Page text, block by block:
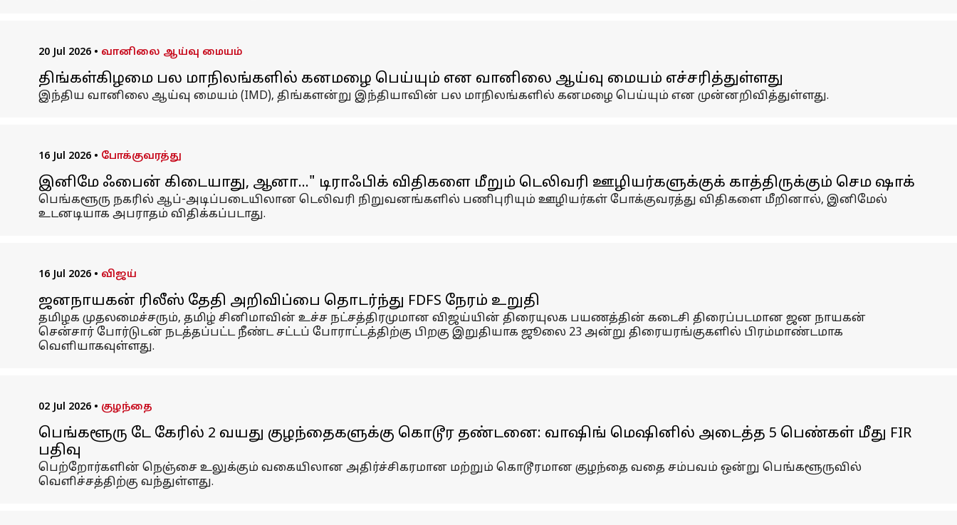
20 Jul 2026 • வானிலை ஆய்வு மையம்
திங்கள்கிழமை பல மாநிலங்களில் கனமழை பெய்யும் என வானிலை ஆய்வு மையம் எச்சரித்துள்ளது
இந்திய வானிலை ஆய்வு மையம் (IMD), திங்களன்று இந்தியாவின் பல மாநிலங்களில் கனமழை பெய்யும் என முன்னறிவித்துள்ளது.
16 Jul 2026 • போக்குவரத்து
இனிமே ஃபைன் கிடையாது, ஆனா..." டிராஃபிக் விதிகளை மீறும் டெலிவரி ஊழியர்களுக்குக் காத்திருக்கும் செம ஷாக்
பெங்களூரு நகரில் ஆப்-அடிப்படையிலான டெலிவரி நிறுவனங்களில் பணிபுரியும் ஊழியர்கள் போக்குவரத்து விதிகளை மீறினால், இனிமேல்
உடனடியாக அபராதம் விதிக்கப்படாது.
16 Jul 2026 • விஜய்
ஜனநாயகன் ரிலீஸ் தேதி அறிவிப்பை தொடர்ந்து FDFS நேரம் உறுதி
தமிழக முதலமைச்சரும், தமிழ் சினிமாவின் உச்ச நட்சத்திரமுமான விஜய்யின் திரையுலக பயணத்தின் கடைசி திரைப்படமான ஜன நாயகன்
சென்சார் போர்டுடன் நடத்தப்பட்ட நீண்ட சட்டப் போராட்டத்திற்கு பிறகு இறுதியாக ஜூலை 23 அன்று திரையரங்குகளில் பிரம்மாண்டமாக
வெளியாகவுள்ளது.
02 Jul 2026 • குழந்தை
பெங்களூரு டே கேரில் 2 வயது குழந்தைகளுக்கு கொடூர தண்டனை: வாஷிங் மெஷினில் அடைத்த 5 பெண்கள் மீது FIR
பதிவு
பெற்றோர்களின் நெஞ்சை உலுக்கும் வகையிலான அதிர்ச்சிகரமான மற்றும் கொடூரமான குழந்தை வதை சம்பவம் ஒன்று பெங்களூருவில்
வெளிச்சத்திற்கு வந்துள்ளது.